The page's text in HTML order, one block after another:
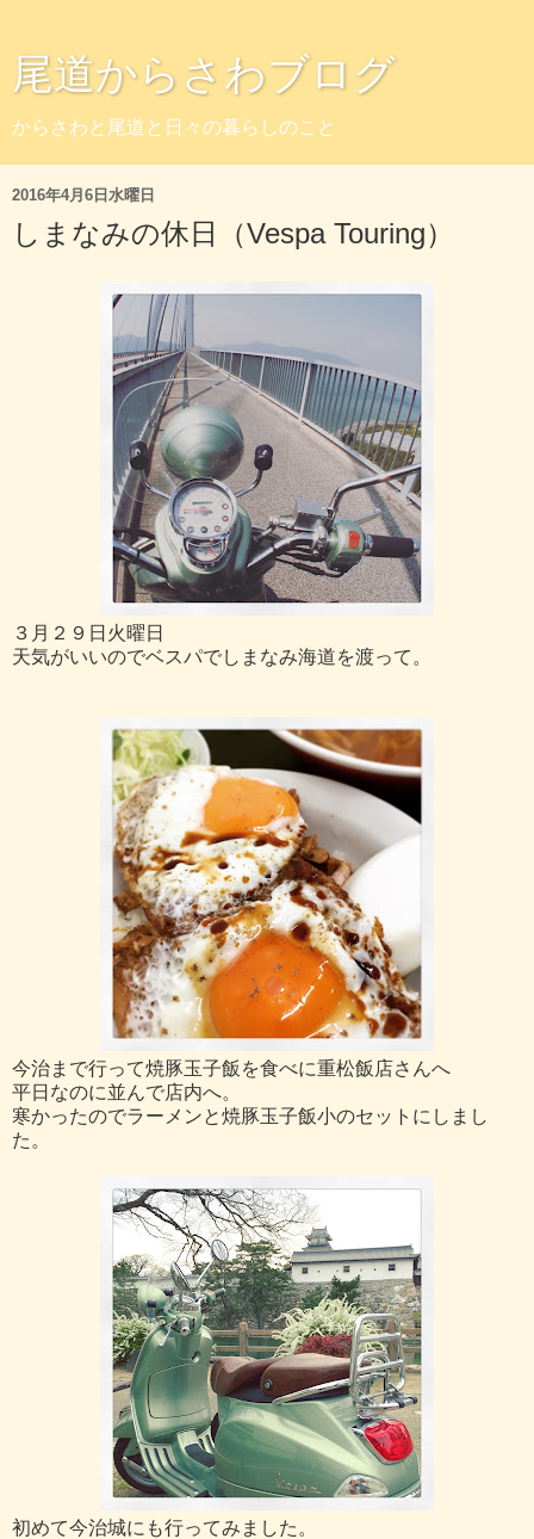
尾道からさわブログ
からさわと尾道と日々の暮らしのこと
2016年4月6日水曜日
しまなみの休日（Vespa Touring）
３月２９日火曜日
天気がいいのでベスパでしまなみ海道を渡って。
今治まで行って焼豚玉子飯を食べに重松飯店さんへ
平日なのに並んで店内へ。
寒かったのでラーメンと焼豚玉子飯小のセットにしまし
た。
初めて今治城にも行ってみました。